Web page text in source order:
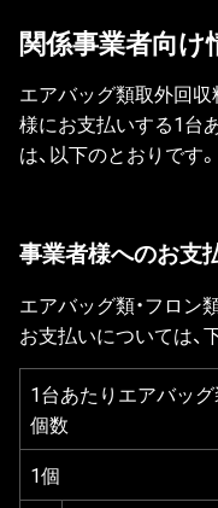
関係事業者向け
エアバッグ類取外回収
様にお支払いする1台
は、以下のとおりです。
事業者様へのお支
エアバッグ類・フロン
お支払いについては、
1台あたりエアバッ
個数
1個